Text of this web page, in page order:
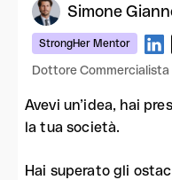
Simone
StrongHer Mentor
Dottore
Avevi un’idea, hai
la tua società.
Hai superato gli